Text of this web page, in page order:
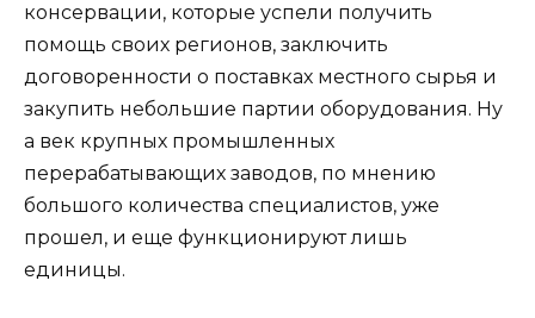
консервации, которые успели получить
помощь своих регионов, заключить
договоренности о поставках местного сырья и
закупить небольшие партии оборудования. Ну
а век крупных промышленных
перерабатывающих заводов, по мнению
большого количества специалистов, уже
прошел, и еще функционируют лишь
единицы.